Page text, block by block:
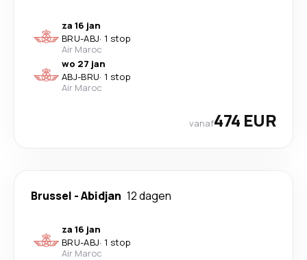
za 16 jan
BRU-ABJ· 1 stop
Air Maroc
wo 27 jan
ABJ-BRU· 1 stop
Air Maroc
vanaf474 EUR
Brussel -Abidjan 12 dagen
za 16 jan
BRU-ABJ· 1 stop
Air Maroc